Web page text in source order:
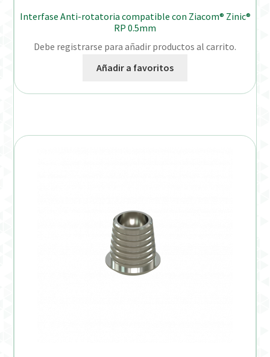
Interfase Anti-rotatoria compatible con Ziacom® Zinic®
RP 0.5mm
Debe registrarse para añadir productos al carrito.
Añadir a favoritos